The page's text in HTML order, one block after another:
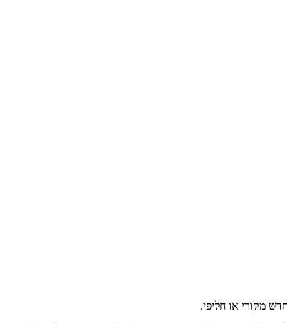
מקורי או חליפי.